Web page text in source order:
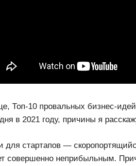
Топ-10 провальных бизнес-
в 2021 году, причины я
для стартапов —
совершенно неприбыльным.